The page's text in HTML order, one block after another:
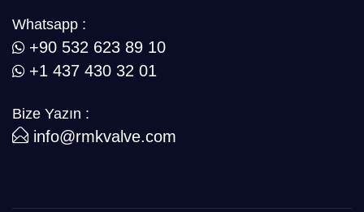
Whatsapp :
+90 532 623 89 10
+1 437 430 32 01
Bize Yazın :
info@rmkvalve.com